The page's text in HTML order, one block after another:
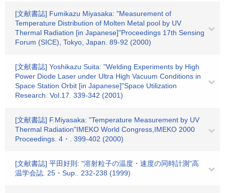
[文献書誌] Fumikazu Miyasaka: "Measurement of
Temperature Distribution of Molten Metal pool by UV
Thermal Radiation [in Japanese]"Proceedings 17th Sensing
Forum (SICE), Tokyo, Japan. 89-92 (2000)
[文献書誌] Yoshikazu Suita: "Welding Experiments by High
Power Diode Laser under Ultra High Vacuum Conditions in
Space Station Orbit [in Japanese]"Space Utilization
Research. Vol.17. 339-342 (2001)
[文献書誌] F.Miyasaka: "Temperature Measurement by UV
Thermal Radiation"IMEKO World Congress,IMEKO 2000
Proceedings. 4・. 399-402 (2000)
[文献書誌] 平田好則: "溶射粒子の温度・速度の同時計測"高
温学会誌. 25・Sup.. 232-238 (1999)